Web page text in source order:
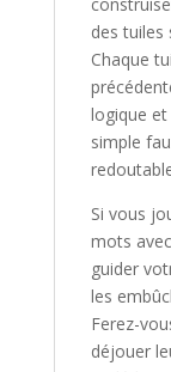
des tuiles
Chaque
logique
simple
Si vous
mots
guider
les
Ferez-
déjouer